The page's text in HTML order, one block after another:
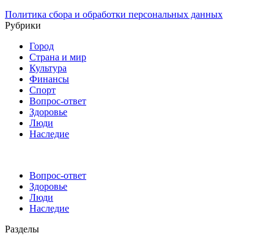
Политика сбора и обработки персональных данных
Рубрики
Город
Страна и мир
Культура
Финансы
Спорт
Вопрос-ответ
Здоровье
Люди
Наследие
Вопрос-ответ
Здоровье
Люди
Наследие
Разделы